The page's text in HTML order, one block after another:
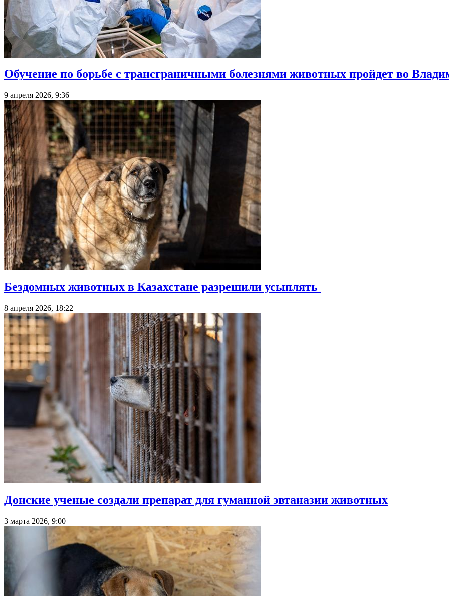
Обучение по борьбе с трансграничными болезнями животных пройдет во
9 апреля 2026, 9:36
Бездомных животных в Казахстане разрешили усыплять
8 апреля 2026, 18:22
Донские ученые создали препарат для гуманной эвтаназии животных
3 марта 2026, 9:00